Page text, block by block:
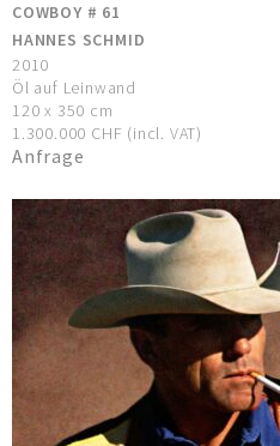
COWBOY # 61
HANNES SCHMID
2010
Öl auf Leinwand
120 x 350 cm
1.300.000 CHF (incl. VAT)
Anfrage